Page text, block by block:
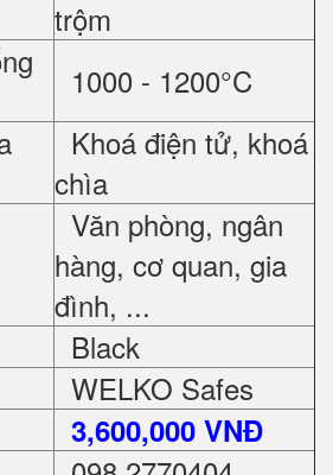
trộm
1000 - 1200°C
Khoá điện tử, khoá
chìa
Văn phòng, ngân
hàng, cơ quan, gia
đình, ...
Black
WELKO Safes
3,600,000 VNĐ